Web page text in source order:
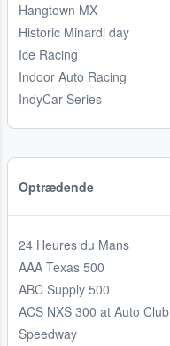
Hangtown MX
Historic Minardi day
Ice Racing
Indoor Auto Racing
IndyCar Series
Optrædende
24 Heures du Mans
AAA Texas 500
ABC Supply 500
ACS NXS 300 at Auto Club
Speedway